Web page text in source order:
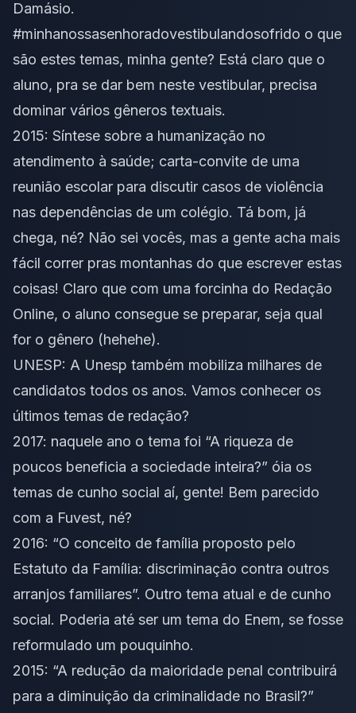
Damásio.
#minhanossasenhoradovestibulandosofrido o que
são estes temas, minha gente? Está claro que o
aluno, pra se dar bem neste vestibular, precisa
dominar vários gêneros textuais.
2015: Síntese sobre a humanização no
atendimento à saúde; carta-convite de uma
reunião escolar para discutir casos de violência
nas dependências de um colégio. Tá bom, já
chega, né? Não sei vocês, mas a gente acha mais
fácil correr pras montanhas do que escrever estas
coisas! Claro que com uma forcinha do Redação
Online, o aluno consegue se preparar, seja qual
for o gênero (hehehe).
UNESP: A Unesp também mobiliza milhares de
candidatos todos os anos. Vamos conhecer os
últimos temas de redação?
2017: naquele ano o tema foi “A riqueza de
poucos beneficia a sociedade inteira?” óia os
temas de cunho social aí, gente! Bem parecido
com a Fuvest, né?
2016: “O conceito de família proposto pelo
Estatuto da Família: discriminação contra outros
arranjos familiares”. Outro tema atual e de cunho
social. Poderia até ser um tema do Enem, se fosse
reformulado um pouquinho.
2015: “A redução da maioridade penal contribuirá
para a diminuição da criminalidade no Brasil?”